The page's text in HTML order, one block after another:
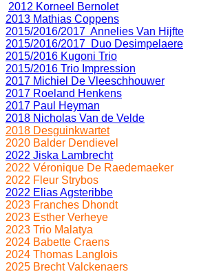
2012 Korneel Bernolet
2013 Mathias Coppens
2015/2016/2017 Annelies Van Hijfte
2015/2016/2017 Duo Desimpelaere
2015/2016 Kugoni Trio
2015/2016 Trio Impression
2017 Michiel De Vleeschhouwer
2017 Roeland Henkens
2017 Paul Heyman
2018 Nicholas Van de Velde
2018 Desguinkwartet
2020 Balder Dendievel
2022 Jiska Lambrecht
2022 Véronique De Raedemaeker
2022 Fleur Strybos
2022 Elias Agsteribbe
2023 Franches Dhondt
2023 Esther Verheye
2023 Trio Malatya
2024 Babette Craens
2024 Thomas Langlois
2025 Brecht Valckenaers